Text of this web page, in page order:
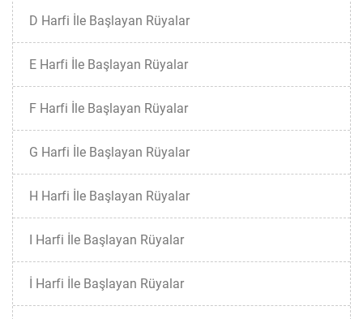
D Harfi İle Başlayan Rüyalar
E Harfi İle Başlayan Rüyalar
F Harfi İle Başlayan Rüyalar
G Harfi İle Başlayan Rüyalar
H Harfi İle Başlayan Rüyalar
I Harfi İle Başlayan Rüyalar
İ Harfi İle Başlayan Rüyalar